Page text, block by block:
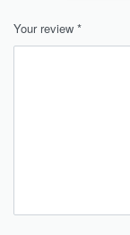
Your review *